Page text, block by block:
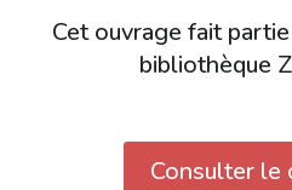
Cet ouvrage fait
bibliothèque
Consulter le